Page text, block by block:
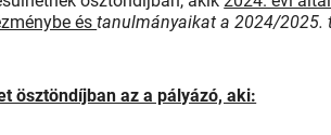
éstanulmányaikat a 2024/2025.
ösztöndíjban az a pályázó, aki: